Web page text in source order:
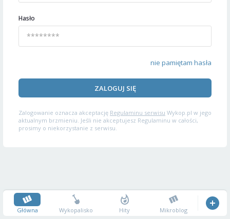
Hasło
nie pamiętam hasła
ZALOGUJ SIĘ
Zalogowanie oznacza akceptację Regulaminu serwisu Wykop.pl w jego
aktualnym brzmieniu. Jeśli nie akceptujesz Regulaminu w całości,
prosimy o niekorzystanie z serwisu.
Główna Wykopalisko Hity Mikroblog